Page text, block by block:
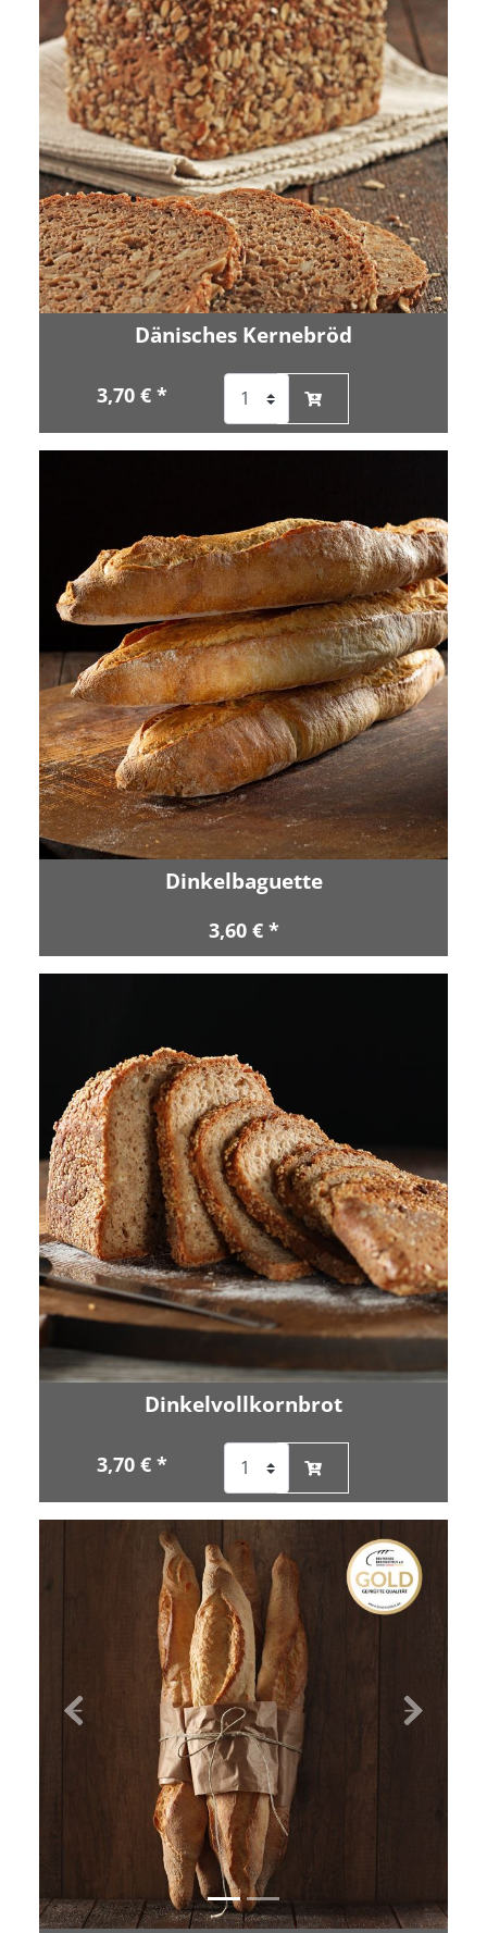
Dänisches Kernebröd
3,70 € *
Dinkelbaguette
3,60 € *
Dinkelvollkornbrot
3,70 € *
Zurück Vor